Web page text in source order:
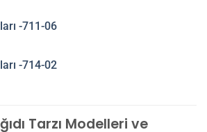
Tarzı Modelleri ve